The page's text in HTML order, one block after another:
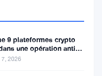
9 plateformes crypto
une opération anti-
7, 2026